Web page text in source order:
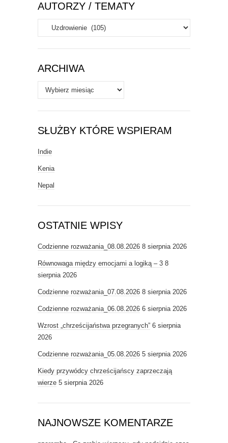
AUTORZY / TEMATY
Autorzy
/
Tematy
ARCHIWA
Archiwa
SŁUŻBY KTÓRE WSPIERAM
Indie
Kenia
Nepal
OSTATNIE WPISY
Codzienne rozważania_08.08.2026 8 sierpnia 2026
Równowaga między emocjami a logiką – 3 8
sierpnia 2026
Codzienne rozważania_07.08.2026 8 sierpnia 2026
Codzienne rozważania_06.08.2026 6 sierpnia 2026
Wzrost „chrześcijaństwa przegranych” 6 sierpnia
2026
Codzienne rozważania_05.08.2026 5 sierpnia 2026
Kiedy przywódcy chrześcijańscy zaprzeczają
wierze 5 sierpnia 2026
NAJNOWSZE KOMENTARZE